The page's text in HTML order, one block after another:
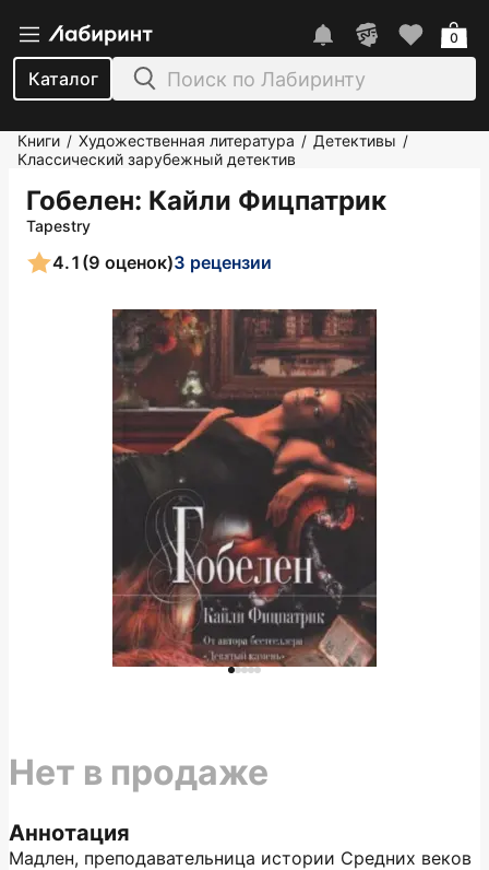
Каталог
0
Книги / Художественная литература / Детективы /
Классический зарубежный детектив
Гобелен: Кайли Фицпатрик
Tapestry
4.1 (9 оценок)3 рецензии
Аннотация
Мадлен, преподавательница истории Средних веков
Нет в продаже